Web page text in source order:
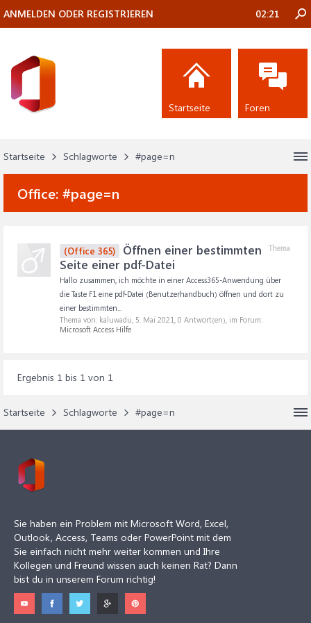
Startseite Schlagworte #page=n
Office: #page=n
Thema
(Office 365)
Öffnen einer bestimmten
Seite einer pdf-Datei
Hallo zusammen, ich möchte in einer Access365-Anwendung über
die Taste F1 eine pdf-Datei (Benutzerhandbuch) öffnen und dort zu
einer bestimmten...
Thema von: kaluwadu, 5. Mai 2021, 0 Antwort(en), im Forum:
Microsoft Access Hilfe
Ergebnis 1 bis 1 von 1
Startseite Schlagworte #page=n
ANMELDEN ODER REGISTRIEREN 02:21
Startseite Foren
Sie haben ein Problem mit Microsoft Word, Excel,
Outlook, Access, Teams oder PowerPoint mit dem
Sie einfach nicht mehr weiter kommen und Ihre
Kollegen und Freund wissen auch keinen Rat? Dann
bist du in unserem Forum richtig!